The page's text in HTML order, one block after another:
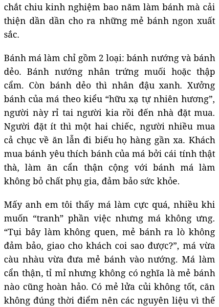
chắt chiu kinh nghiệm bao năm làm bánh mà cải
thiện dần dần cho ra những mẻ bánh ngon xuất
sắc.
Bánh má làm chỉ gồm 2 loại: bánh nướng và bánh
dẻo. Bánh nướng nhân trứng muối hoặc thập
cẩm. Còn bánh dẻo thì nhân đậu xanh. Xưởng
bánh của má theo kiểu “hữu xạ tự nhiên hương”,
người này rỉ tai người kia rồi đến nhà đặt mua.
Người đặt ít thì một hai chiếc, người nhiều mua
cả chục về ăn lẫn đi biếu họ hàng gần xa. Khách
mua bánh yêu thích bánh của má bởi cái tính thật
thà, làm ăn cẩn thận cộng với bánh má làm
không bỏ chất phụ gia, đảm bảo sức khỏe.
Mấy anh em tôi thấy má làm cực quá, nhiều khi
muốn “tranh” phần việc nhưng má không ưng.
“Tụi bây làm không quen, mẻ bánh ra lò không
đảm bảo, giao cho khách coi sao được?”, má vừa
càu nhàu vừa đưa mẻ bánh vào nướng. Má làm
cẩn thận, tỉ mỉ nhưng không có nghĩa là mẻ bánh
nào cũng hoàn hảo. Có mẻ lửa củi không tốt, căn
không đúng thời điểm nên các nguyên liệu vì thế